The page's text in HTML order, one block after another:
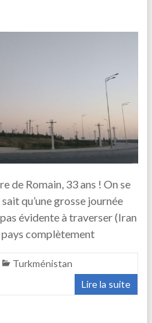
de Romain, 33 ans ! On se
qu’une grosse journée
évidente à traverser (Iran
complètement
Turkménistan
Lire la suite